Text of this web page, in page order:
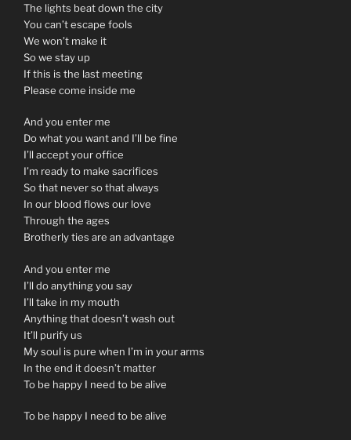
The lights beat down the city
You can’t escape fools
We won’t make it
So we stay up
If this is the last meeting
Please come inside me
And you enter me
Do what you want and I’ll be fine
I’ll accept your office
I’m ready to make sacrifices
So that never so that always
In our blood flows our love
Through the ages
Brotherly ties are an advantage
And you enter me
I’ll do anything you say
I’ll take in my mouth
Anything that doesn’t wash out
It’ll purify us
My soul is pure when I’m in your arms
In the end it doesn’t matter
To be happy I need to be alive
To be happy I need to be alive